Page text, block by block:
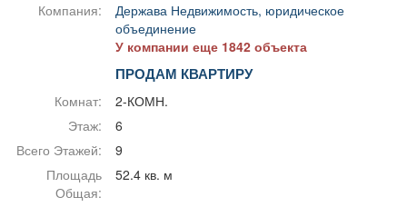
Компания:
Держава Недвижимость, юридическое
объединение
У компании еще 1842 объекта
ПРОДАМ КВАРТИРУ
Комнат:
2-КОМН.
Этаж:
6
Всего Этажей:
9
Площадь
Общая:
52.4 кв. м